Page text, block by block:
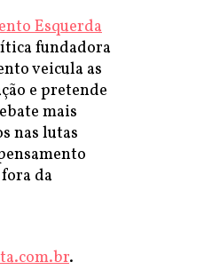
Esquerda
fundadora
veicula as
e pretende
mais
nas lutas
da
.